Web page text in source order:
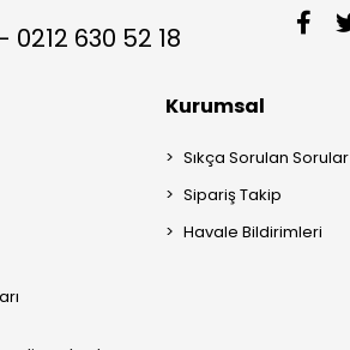
630 52 18
Kurumsal
Sıkça Sorulan Sorular
Sipariş Takip
Havale Bildirimleri